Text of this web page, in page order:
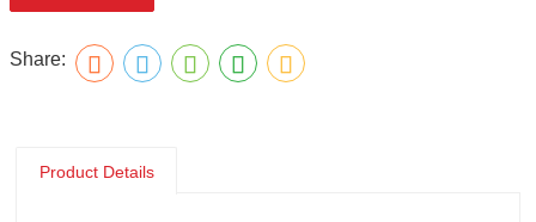
Share:
Product Details